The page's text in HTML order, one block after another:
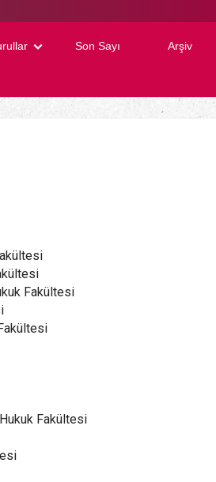
Son Sayı Arşiv
Fakültesi
Fakültesi